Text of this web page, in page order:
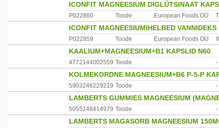
ICONFIT MAGNEESIUM DIGLÜTSINAAT
P022860 Toode European Foods OÜ
ICONFIT MAGNEESIUMIHELBED VANNIDEKS
P022859 Toode European Foods OÜ
KAALIUM+MAGNEESIUM+B1 KAPSLID N60
4772144002559 Toode -
KOLMEKORDNE MAGNEESIUM+B6 P-5-P
5903246229219 Toode -
LAMBERTS GUMMIES MAGNEESIUM
5055148414979 Toode -
LAMBERTS MAGASORB MAGNEESIUM